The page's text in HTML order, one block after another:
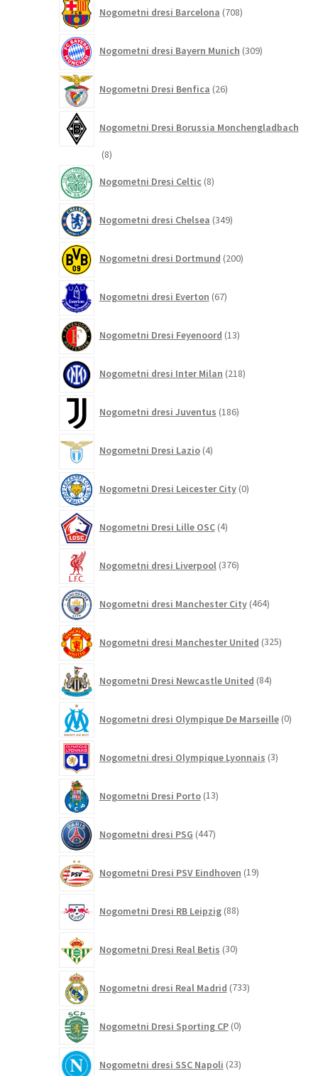
Nogometni dresi Barcelona 708izdelkov
Nogometni dresi Bayern Munich 309izdelkov
Nogometni Dresi Benfica 26izdelkov
Nogometni Dresi Borussia Monchengladbach
88
Nogometni Dresi Celtic 8izdelkov
Nogometni dresi Chelsea 349izdelkov
Nogometni dresi Dortmund 200izdelkov
Nogometni dresi Everton 67izdelkov
Nogometni Dresi Feyenoord 13izdelkov
Nogometni dresi Inter Milan 218izdelkov
Nogometni dresi Juventus 186izdelkov
Nogometni Dresi Lazio 4izdelki
Nogometni Dresi Leicester City 0izdelkov
Nogometni Dresi Lille OSC 4izdelki
Nogometni dresi Liverpool 376izdelkov
Nogometni dresi Manchester City 464izdelkov
Nogometni dresi Manchester United 325izdelkov
Nogometni Dresi Newcastle United 84izdelkov
Nogometni dresi Olympique De Marseille 0
Nogometni dresi Olympique Lyonnais 3izdelki
Nogometni Dresi Porto 13izdelkov
Nogometni dresi PSG 447izdelkov
Nogometni Dresi PSV Eindhoven 19izdelkov
Nogometni Dresi RB Leipzig 88izdelkov
Nogometni Dresi Real Betis 30izdelkov
Nogometni dresi Real Madrid 733izdelkov
Nogometni Dresi Sporting CP 0izdelkov
Nogometni dresi SSC Napoli 23izdelkov